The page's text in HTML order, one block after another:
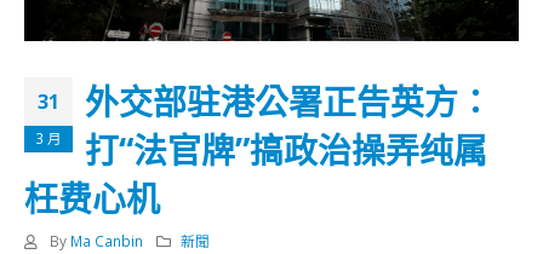
31
3 月
外交部驻港公署正告英方：
打“法官牌”搞政治操弄纯属
枉费心机
By Ma Canbin
新聞